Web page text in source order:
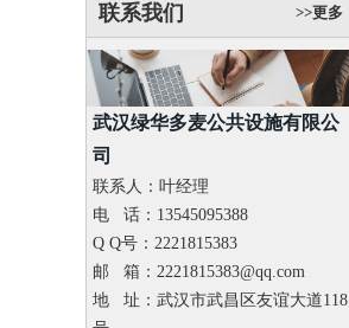
联系我们 >>更多
武汉绿华多麦公共设施有限公
司
联系人：叶经理
电 话：13545095388
Q Q号：2221815383
邮 箱：2221815383@qq.com
地 址：武汉市武昌区友谊大道118